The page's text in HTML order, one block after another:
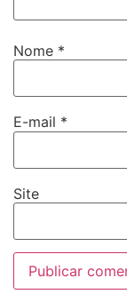
Nome *
E-mail *
Site